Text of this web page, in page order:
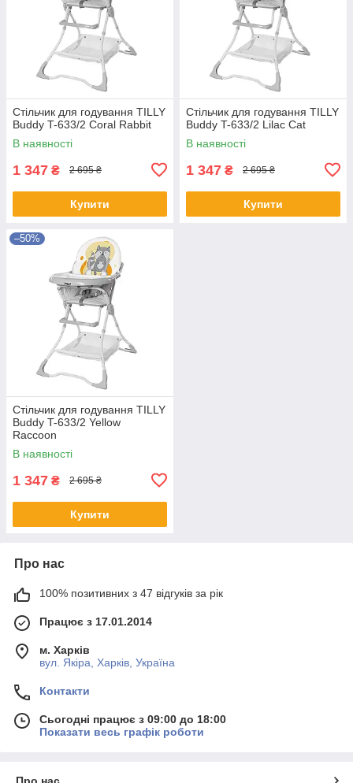
Стільчик для годування TILLY
Buddy T-633/2 Coral Rabbit
В наявності
1 347 ₴ 2 695 ₴
Купити
Стільчик для годування TILLY
Buddy T-633/2 Lilac Cat
В наявності
1 347 ₴ 2 695 ₴
Купити
–50%
Стільчик для годування TILLY
Buddy T-633/2 Yellow
Raccoon
В наявності
1 347 ₴ 2 695 ₴
Купити
Про нас
100% позитивних з 47 відгуків за рік
Працює з 17.01.2014
м. Харків
вул. Якіра, Харків, Україна
Контакти
Сьогодні працює з 09:00 до 18:00
Показати весь графік роботи